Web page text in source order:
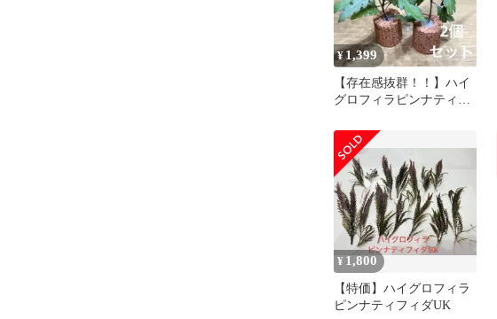
¥ 1,399
【存在感抜群！！】ハイ
グロフィラピンナティフ
¥ 1,800
【特価】ハイグロフィラ
ピンナティフィダUK